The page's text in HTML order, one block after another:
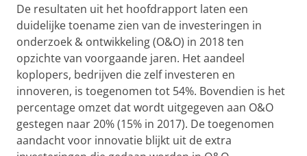
De resultaten uit het hoofdrapport laten een
duidelijke toename zien van de investeringen in
onderzoek & ontwikkeling (O&O) in 2018 ten
opzichte van voorgaande jaren. Het aandeel
koplopers, bedrijven die zelf investeren en
innoveren, is toegenomen tot 54%. Bovendien is het
percentage omzet dat wordt uitgegeven aan O&O
gestegen naar 20% (15% in 2017). De toegenomen
aandacht voor innovatie blijkt uit de extra